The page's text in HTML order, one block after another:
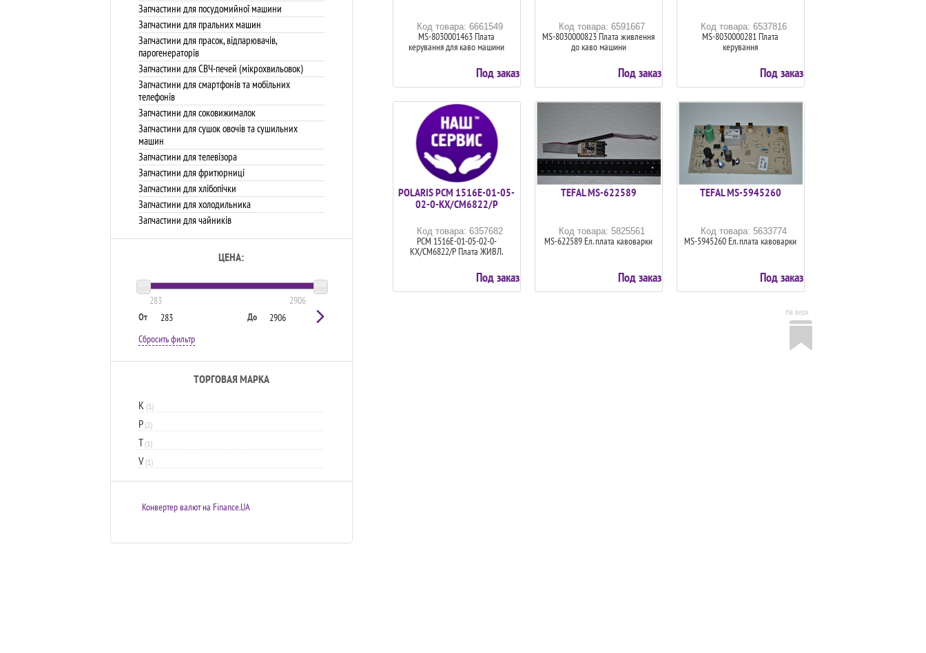
Код товара: 6661549
MS-8030001463 Плата
керування для каво машини
Под заказ
Код товара: 6591667
MS-8030000823 Плата живлення
до каво машини
Под заказ
Код товара: 6537816
MS-8030000281 Плата
керування
Под заказ
POLARIS PCM 1516E-01-05-
02-0-KX/CM6822/P
Код товара: 6357682
PCM 1516E-01-05-02-0-
KX/CM6822/P Плата ЖИВЛ.
Под заказ
TEFAL MS-622589
Код товара: 5825561
MS-622589 Ел. плата кавоварки
Под заказ
TEFAL MS-5945260
Код товара: 5633774
MS-5945260 Ел. плата кавоварки
Под заказ
На верх
Запчастини для посудомийної машини
Запчастини для пральних машин
Запчастини для прасок, відпарювачів,
парогенераторів
Запчастини для СВЧ-печей (мікрохвильовок)
Запчастини для смартфонів та мобільних
телефонів
Запчастини для соковижималок
Запчастини для сушок овочів та сушильних
машин
Запчастини для телевізора
Запчастини для фритюрниці
Запчастини для хлібопічки
Запчастини для холодильника
Запчастини для чайників
ЦЕНА:
283
2906
От
До
Сбросить фильтр
ТОРГОВАЯ МАРКА
K (1)
P(2)
T(1)
V(1)
Конвертер валют на Finance.UA